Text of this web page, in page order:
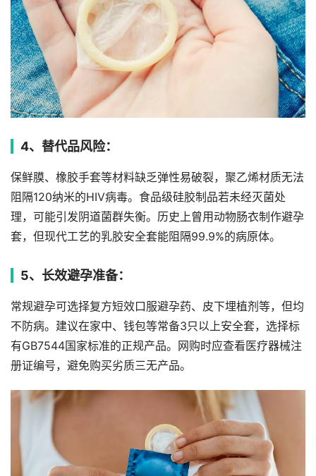
4、替代品风险：
保鲜膜、橡胶手套等材料缺乏弹性易破裂，聚乙烯材质无法
阻隔120纳米的HIV病毒。食品级硅胶制品若未经灭菌处
理，可能引发阴道菌群失衡。历史上曾用动物肠衣制作避孕
套，但现代工艺的乳胶安全套能阻隔99.9%的病原体。
5、长效避孕准备：
常规避孕可选择复方短效口服避孕药、皮下埋植剂等，但均
不防病。建议在家中、钱包等常备3只以上安全套，选择标
有GB7544国家标准的正规产品。网购时应查看医疗器械注
册证编号，避免购买劣质三无产品。